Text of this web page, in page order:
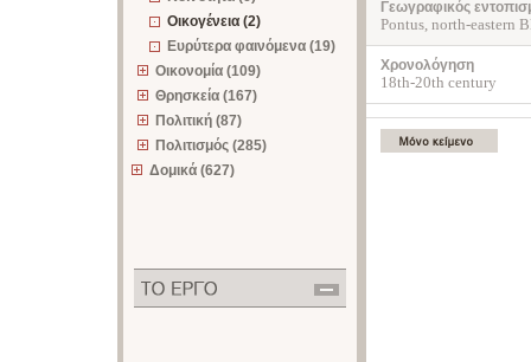
Οικογένεια (2)
Ευρύτερα φαινόμενα (19)
Οικονομία (109)
Θρησκεία (167)
Πολιτική (87)
Πολιτισμός (285)
Δομικά (627)
Γεωγραφικός
Pontus, north-eastern
Χρονολόγηση
18th-20th century